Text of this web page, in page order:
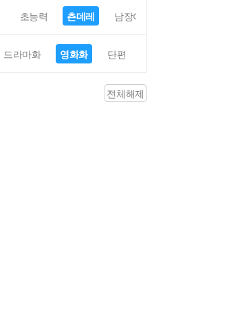
초능력 츤데레 남장여자
드라마화 영화화 단편
전체해제